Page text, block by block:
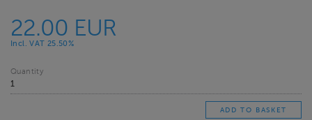
22.00 EUR
Incl. VAT 25.50%
Quantity